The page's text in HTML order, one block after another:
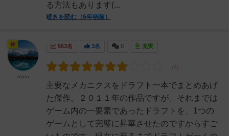
る方法もあります(...
続きを読む（6年弱前）
563名 3名 0 充実
主要なメカニクスをドラフト一本でまとめあげ
た傑作。２０１１年の作品ですが、それまでは
ゲーム内の一要素であったドラフトを、1つの
ゲームとして完璧に昇華させたのですからすご
神
maro